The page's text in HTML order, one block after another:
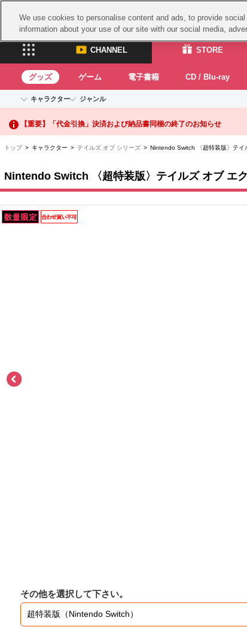
CHANNEL STORE
CHANNEL
ASOBI CHANNEL TOP
ASOBI
ゲーム
グッズ ゲーム 電子書籍 CD / Blu-ray
キャラクター
アイドルマスターシリーズ
アイドルマスター シンデレラガールズ
アイドルマスター SideM
アイドルマスター シャイニーカラーズ
プロジェクトアイマス ヴイアライヴ
ジャンル
イベントグッズ
【重要】二段階認証設定およびID・パスワード管理のお願い
【重要】「代金引換」決済および納品書同梱の終了のお知らせ
トップ> キャラクター > テイルズ オブ シリーズ > Nintendo Switch 〈超特装版〉テイ
Nintendo Switch 〈超特装版〉テイルズ オブ エ
その他を選択して下さい。
We use cookies to personalise content and ads, to provide
information about your use of our site with our social media,